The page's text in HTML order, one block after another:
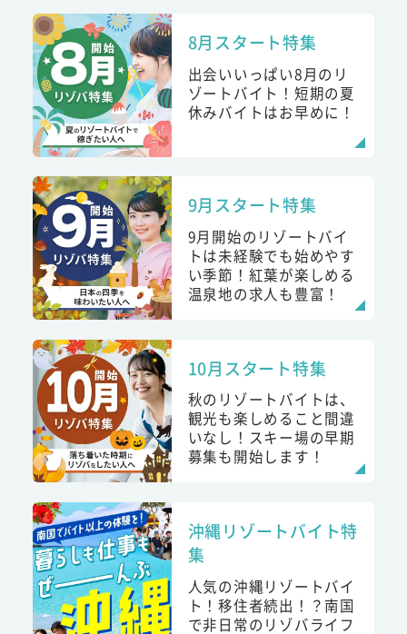
8月スタート特集
出会いいっぱい8月のリ
ゾートバイト！短期の夏
休みバイトはお早めに！
9月スタート特集
9月開始のリゾートバイ
トは未経験でも始めやす
い季節！紅葉が楽しめる
温泉地の求人も豊富！
10月スタート特集
秋のリゾートバイトは、
観光も楽しめること間違
いなし！スキー場の早期
募集も開始します！
沖縄リゾートバイト特
集
人気の沖縄リゾートバイ
ト！移住者続出！？南国
で非日常のリゾバライフ